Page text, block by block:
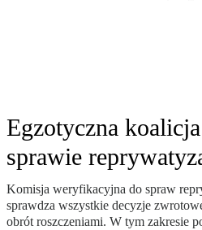
Egzotyczna
sprawie
Komisja weryfikacyjna do spraw
sprawdza wszystkie decyzje
obrót roszczeniami. W tym zakresie